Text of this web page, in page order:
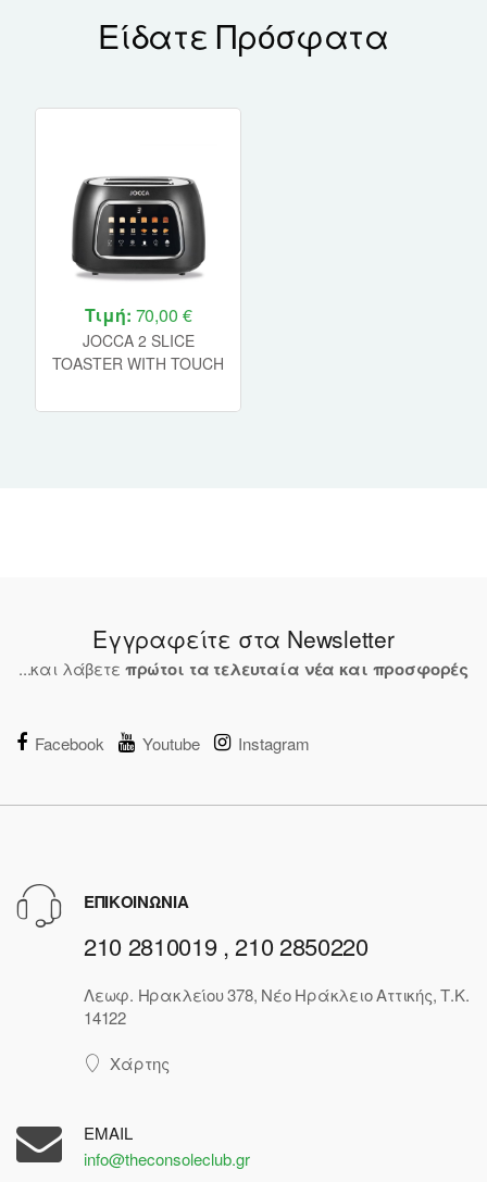
Είδατε Πρόσφατα
Τιμή: 70,00 €
JOCCA 2 SLICE
TOASTER WITH TOUCH
Εγγραφείτε στα Newsletter
...και λάβετε πρώτοι τα τελευταία νέα και προσφορές
Facebook Youtube Instagram
ΕΠΙΚΟΙΝΩΝΙΑ
210 2810019 , 210 2850220
Λεωφ. Ηρακλείου 378, Νέο Ηράκλειο Αττικής, Τ.Κ.
14122
Χάρτης
EMAIL
info@theconsoleclub.gr